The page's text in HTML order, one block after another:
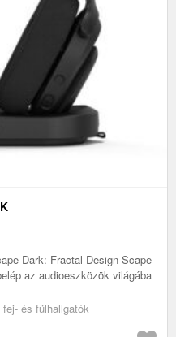
Dark: Fractal Design Scape
az audioeszközök világába
és fülhallgatók